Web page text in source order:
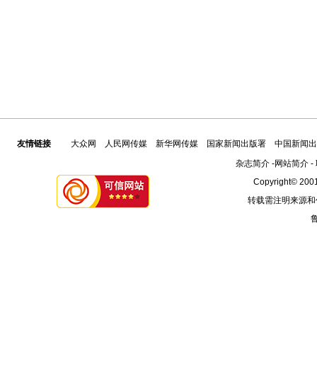
友情链接 大众网 人民网传媒 新华网传媒 国家新闻出版署
中国新闻
杂志简介-网站简介-
Copyright©
转载需注明来源